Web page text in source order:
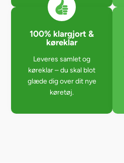
100% klargjort &
køreklar
Leveres samlet og
køreklar – du skal blot
glæde dig over dit nye
køretøj.